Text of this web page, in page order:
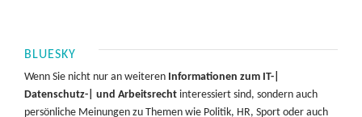
BLUESKY
Wenn Sie nicht nur an weiteren Informationen zum IT-|
Datenschutz-| und Arbeitsrecht interessiert sind, sondern auch
persönliche Meinungen zu Themen wie Politik, HR, Sport oder auch